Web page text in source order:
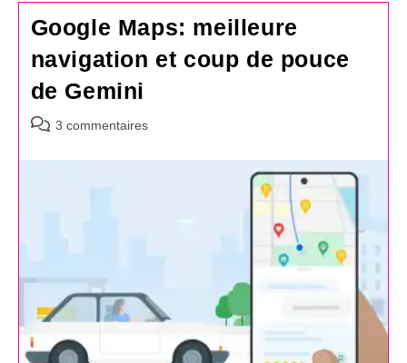
Google Maps: meilleure
navigation et coup de pouce
de Gemini
Commentaires
la
3 commentaires